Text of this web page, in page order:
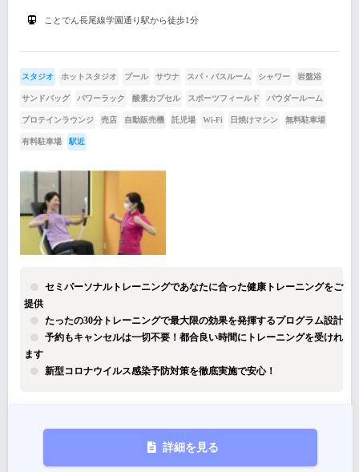
ことでん長尾線学園通り駅から徒歩1分
スタジオ ホットスタジオ プール サウナ スパ・バスルーム シャワー 岩盤浴
サンドバッグ パワーラック 酸素カプセル スポーツフィールド パウダールーム
プロテインラウンジ 売店 自動販売機 託児場 Wi-Fi 日焼けマシン 無料駐車場
有料駐車場 駅近
セミパーソナルトレーニングであなたに合った健康トレーニングをご
提供
たったの30分トレーニングで最大限の効果を発揮するプログラム設計
予約もキャンセルは一切不要！都合良い時間にトレーニングを受けれ
ます
新型コロナウイルス感染予防対策を徹底実施で安心！
詳細を見る